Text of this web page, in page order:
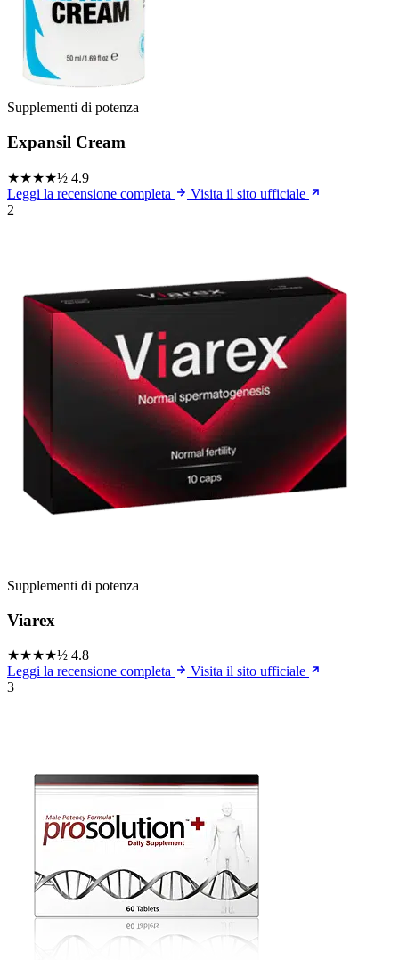
Supplementi di potenza
Expansil Cream
★★★★½ 4.9
Leggi la recensione completa
Visita il sito ufficiale
2
Supplementi di potenza
Viarex
★★★★½ 4.8
Leggi la recensione completa
Visita il sito ufficiale
3